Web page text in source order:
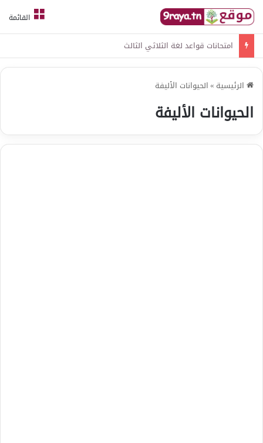
القائمة
امتحانات قواعد لغة الثلاثي الثالث
الرئيسية »الحيوانات الأليفة
الحيوانات الأليفة